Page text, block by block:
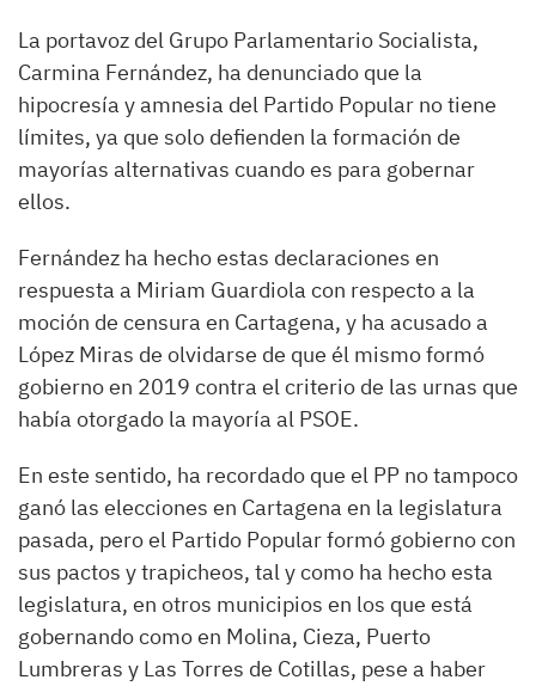
La portavoz del Grupo Parlamentario Socialista,
Carmina Fernández, ha denunciado que la
hipocresía y amnesia del Partido Popular no tiene
límites, ya que solo defienden la formación de
mayorías alternativas cuando es para gobernar
ellos.
Fernández ha hecho estas declaraciones en
respuesta a Miriam Guardiola con respecto a la
moción de censura en Cartagena, y ha acusado a
López Miras de olvidarse de que él mismo formó
gobierno en 2019 contra el criterio de las urnas que
había otorgado la mayoría al PSOE.
En este sentido, ha recordado que el PP no tampoco
ganó las elecciones en Cartagena en la legislatura
pasada, pero el Partido Popular formó gobierno con
sus pactos y trapicheos, tal y como ha hecho esta
legislatura, en otros municipios en los que está
gobernando como en Molina, Cieza, Puerto
Lumbreras y Las Torres de Cotillas, pese a haber